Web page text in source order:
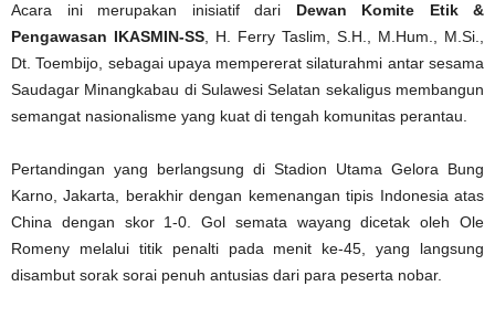
Acara ini merupakan inisiatif dari Dewan Komite Etik &
Pengawasan IKASMIN-SS , H. Ferry Taslim, S.H., M.Hum., M.Si.,
Dt. Toembijo, sebagai upaya mempererat silaturahmi antar sesama
Saudagar Minangkabau di Sulawesi Selatan sekaligus membangun
semangat nasionalisme yang kuat di tengah komunitas perantau.
Pertandingan yang berlangsung di Stadion Utama Gelora Bung
Karno, Jakarta, berakhir dengan kemenangan tipis Indonesia atas
China dengan skor 1-0. Gol semata wayang dicetak oleh Ole
Romeny melalui titik penalti pada menit ke-45, yang langsung
disambut sorak sorai penuh antusias dari para peserta nobar.